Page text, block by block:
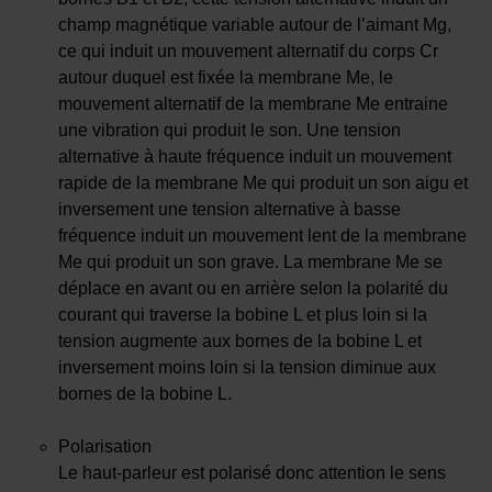
champ magnétique variable autour de l’aimant Mg,
ce qui induit un mouvement alternatif du corps Cr
autour duquel est fixée la membrane Me, le
mouvement alternatif de la membrane Me entraine
une vibration qui produit le son. Une tension
alternative à haute fréquence induit un mouvement
rapide de la membrane Me qui produit un son aigu et
inversement une tension alternative à basse
fréquence induit un mouvement lent de la membrane
Me qui produit un son grave. La membrane Me se
déplace en avant ou en arrière selon la polarité du
courant qui traverse la bobine L et plus loin si la
tension augmente aux bornes de la bobine L et
inversement moins loin si la tension diminue aux
bornes de la bobine L.
Polarisation
Le haut-parleur est polarisé donc attention le sens